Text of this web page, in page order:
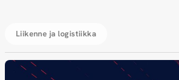
Liikenne ja logistiikka